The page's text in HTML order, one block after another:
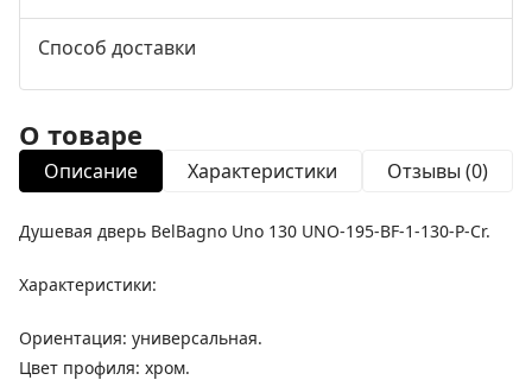
Способ доставки
О товаре
Описание Характеристики Отзывы (0)
Душевая дверь BelBagno Uno 130 UNO-195-BF-1-130-P-Cr.
Характеристики:
Ориентация: универсальная.
Цвет профиля: хром.